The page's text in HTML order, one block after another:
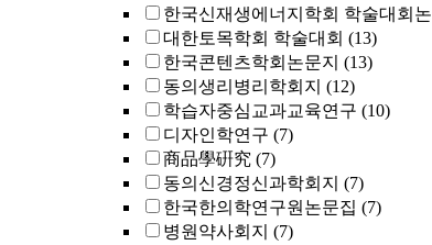
한국신재생에너지학회 학술대회
대한토목학회 학술대회 (13)
한국콘텐츠학회논문지 (13)
동의생리병리학회지 (12)
학습자중심교과교육연구 (10)
디자인학연구 (7)
商品學硏究 (7)
동의신경정신과학회지 (7)
한국한의학연구원논문집 (7)
병원약사회지 (7)